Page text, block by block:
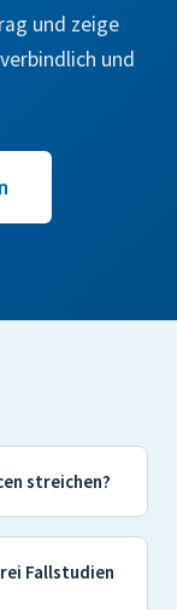
und zeige
und
streichen?
Fallstudien